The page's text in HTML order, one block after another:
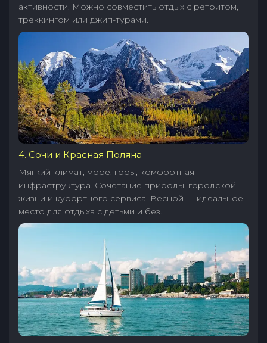
активности. Можно совместить отдых с ретритом,
треккингом или джип-турами.
4. Сочи и Красная Поляна
Мягкий климат, море, горы, комфортная
инфраструктура. Сочетание природы, городской
жизни и курортного сервиса. Весной — идеальное
место для отдыха с детьми и без.